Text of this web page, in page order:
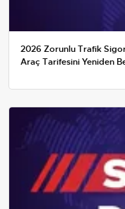
2026 Zorunlu Trafik
Araç Tarifesini Yeniden